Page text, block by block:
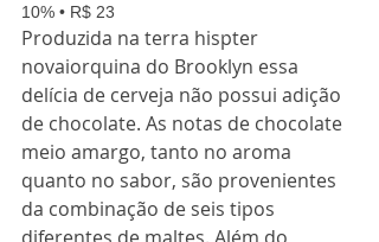
10% • R$ 23
Produzida na terra hispter
novaiorquina do Brooklyn essa
delícia de cerveja não possui adição
de chocolate. As notas de chocolate
meio amargo, tanto no aroma
quanto no sabor, são provenientes
da combinação de seis tipos